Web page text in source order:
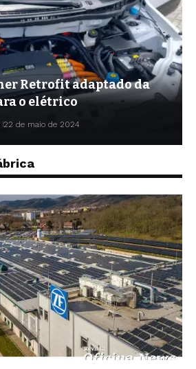
Retrofit adaptado da
o elétrico
22 de maio de 2024